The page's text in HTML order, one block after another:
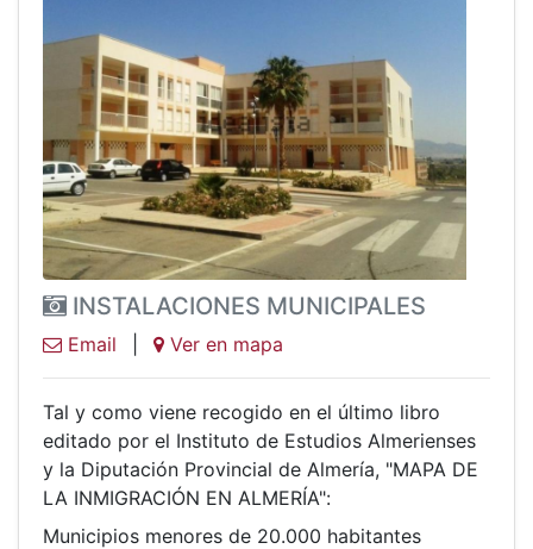
INSTALACIONES MUNICIPALES
Email Ver en mapa
Tal y como viene recogido en el último libro
editado por el Instituto de Estudios Almerienses
y la Diputación Provincial de Almería, "MAPA DE
LA INMIGRACIÓN EN ALMERÍA":
Municipios menores de 20.000 habitantes